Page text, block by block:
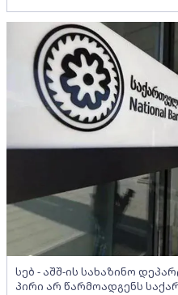
სებ - აშშ-ის სახაზინო
პირი არ წარმოადგენს